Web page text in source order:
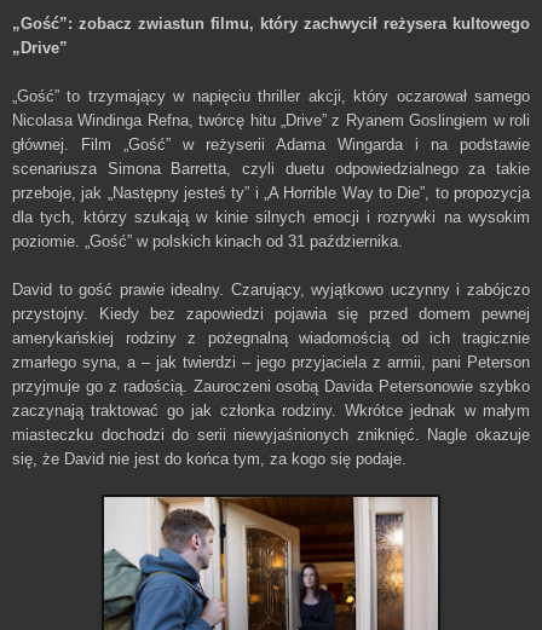
„Gość”: zobacz zwiastun filmu, który zachwycił reżysera kultowego
„Drive”
„Gość” to trzymający w napięciu thriller akcji, który oczarował samego
Nicolasa Windinga Refna, twórcę hitu „Drive” z Ryanem Goslingiem w roli
głównej. Film „Gość” w reżyserii Adama Wingarda i na podstawie
scenariusza Simona Barretta, czyli duetu odpowiedzialnego za takie
przeboje, jak „Następny jesteś ty” i „A Horrible Way to Die”, to propozycja
dla tych, którzy szukają w kinie silnych emocji i rozrywki na wysokim
poziomie. „Gość” w polskich kinach od 31 października.
David to gość prawie idealny. Czarujący, wyjątkowo uczynny i zabójczo
przystojny. Kiedy bez zapowiedzi pojawia się przed domem pewnej
amerykańskiej rodziny z pożegnalną wiadomością od ich tragicznie
zmarłego syna, a – jak twierdzi – jego przyjaciela z armii, pani Peterson
przyjmuje go z radością. Zauroczeni osobą Davida Petersonowie szybko
zaczynają traktować go jak członka rodziny. Wkrótce jednak w małym
miasteczku dochodzi do serii niewyjaśnionych zniknięć. Nagle okazuje
się, że David nie jest do końca tym, za kogo się podaje.